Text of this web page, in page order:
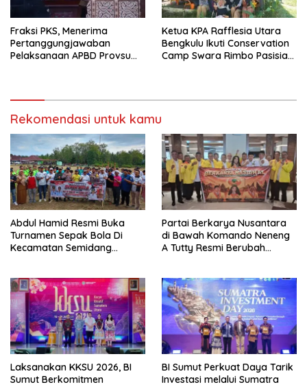
Fraksi PKS, Menerima
Pertanggungjawaban
Pelaksanaan APBD Provsu
Ketua KPA Rafflesia Utara
Bengkulu Ikuti Conservation
Camp Swara Rimbo Pasisia
Rekomendasi untuk kamu
Abdul Hamid Resmi Buka
Turnamen Sepak Bola Di
Kecamatan Semidang
Tahun 2026
Partai Berkarya Nusantara
di Bawah Komando Neneng
A Tutty Resmi Berubah
Laksanakan KKSU 2026, BI
Sumut Berkomitmen
BI Sumut Perkuat Daya Tarik
Investasi melalui Sumatra